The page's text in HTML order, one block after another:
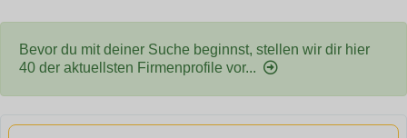
Bevor du mit deiner Suche beginnst, stellen wir dir hier
40 der aktuellsten Firmenprofile vor...